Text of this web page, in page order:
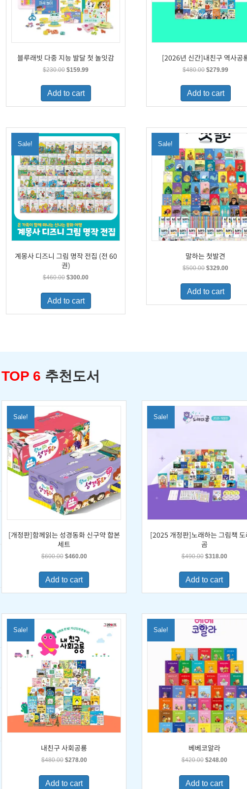
블루래빗 다중 지능 발달 첫 놀잇감
$230.00 Original
was:
$230.00.
$159.99Current
is:
Add to cart
[2026년 신간]내친구 역사공
$480.00Original
was:
$480.00.
$279.99Current
is:
Add to cart
Sale!
계몽사 디즈니 그림 명작 전집 (전 60
권)
$460.00 Original
was:
$460.00.
$300.00Current
is:
Add to cart
Sale!
말하는 첫발견
$500.00Original
was:
$500.00.
$329.00Current
is:
Add to cart
TOP 6 추천도서
Sale!
[개정판]함께읽는 성경동화 신구약 합본
세트
$600.00 Original
was:
$600.00.
$460.00Current
is:
Add to cart
Sale!
[2025 개정판]노래하는 그림책 도
곰
$490.00 Original
was:
$490.00.
$318.00Current
is:
Add to cart
Sale!
내친구 사회공룡
$480.00 Original
was:
$480.00.
$278.00Current
is:
Add to cart
Sale!
베베코알라
$420.00 Original
was:
$420.00.
$248.00Current
is:
Add to cart